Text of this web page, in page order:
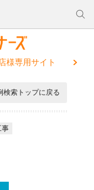
様専用サイト
検索トップに戻る
事